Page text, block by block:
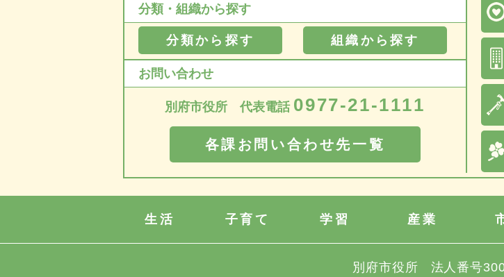
分類・組織から探す
分類から探す 組織から探す
お問い合わせ
別府市役所 代表電話 0977-21-1111
各課お問い合わせ先一覧
生活 子育て 学習 産業
別府市役所 法人番号